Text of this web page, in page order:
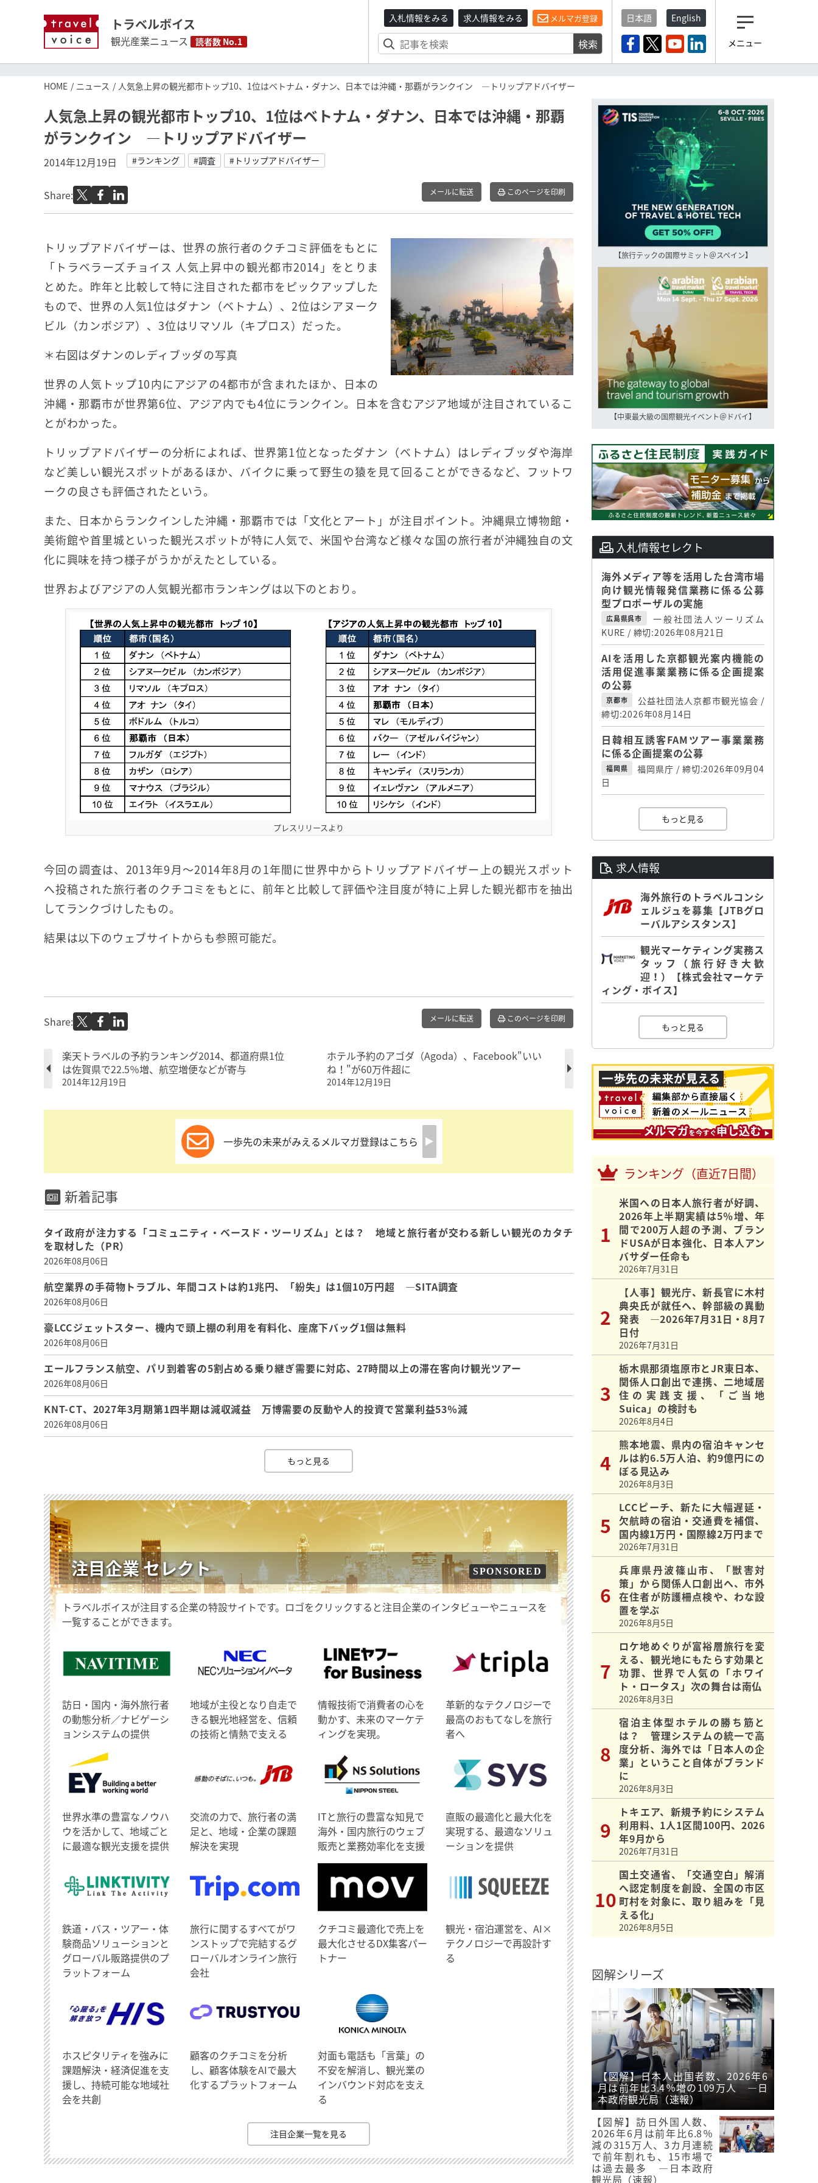
トラベルボイス
観光産業ニュース 読者数 No.1
入札情報をみる 求人情報をみる メルマガ登録
検索
日本語 English
メニュー
HOME ニュース 人気急上昇の観光都市トップ10、1位はベトナム・ダナン、日本では沖縄・那覇がランクイン ―トリップアドバイザー
人気急上昇の観光都市トップ10、1位はベトナム・ダナン、日本では沖縄・那覇
がランクイン ―トリップアドバイザー
2014年12月19日 #ランキング #調査 #トリップアドバイザー
Share: メールに転送 このページを印刷
トリップアドバイザーは、世界の旅行者のクチコミ評価をもとに
「トラベラーズチョイス 人気上昇中の観光都市2014」をとりま
とめた。昨年と比較して特に注目された都市をピックアップした
もので、世界の人気1位はダナン（ベトナム）、2位はシアヌーク
ビル（カンボジア）、3位はリマソル（キプロス）だった。
＊右図はダナンのレディブッダの写真
世界の人気トップ10内にアジアの4都市が含まれたほか、日本の
沖縄・那覇市が世界第6位、アジア内でも4位にランクイン。日本を含むアジア地域が注目されているこ
とがわかった。
トリップアドバイザーの分析によれば、世界第1位となったダナン（ベトナム）はレディブッダや海岸
など美しい観光スポットがあるほか、バイクに乗って野生の猿を見て回ることができるなど、フットワ
ークの良さも評価されたという。
また、日本からランクインした沖縄・那覇市では「文化とアート」が注目ポイント。沖縄県立博物館・
美術館や首里城といった観光スポットが特に人気で、米国や台湾など様々な国の旅行者が沖縄独自の文
化に興味を持つ様子がうかがえたとしている。
世界およびアジアの人気観光都市ランキングは以下のとおり。
プレスリリースより
今回の調査は、2013年9月～2014年8月の1年間に世界中からトリップアドバイザー上の観光スポット
へ投稿された旅行者のクチコミをもとに、前年と比較して評価や注目度が特に上昇した観光都市を抽出
してランクづけしたもの。
結果は以下のウェブサイトからも参照可能だ。
Share: メールに転送 このページを印刷
楽天トラベルの予約ランキング2014、都道府県1位
は佐賀県で22.5％増、航空増便などが寄与
2014年12月19日
ホテル予約のアゴダ（Agoda）、Facebook"いい
ね！"が60万件超に
2014年12月19日
一歩先の未来がみえるメルマガ登録はこちら
新着記事
タイ政府が注力する「コミュニティ・ベースド・ツーリズム」とは？ 地域と旅行者が交わる新しい観光のカタチ
を取材した（PR）
2026年08月06日
航空業界の手荷物トラブル、年間コストは約1兆円、「紛失」は1個10万円超 ―SITA調査
2026年08月06日
豪LCCジェットスター、機内で頭上棚の利用を有料化、座席下バッグ1個は無料
2026年08月06日
エールフランス航空、パリ到着客の5割占める乗り継ぎ需要に対応、27時間以上の滞在客向け観光ツアー
2026年08月06日
KNT-CT、2027年3月期第1四半期は減収減益 万博需要の反動や人的投資で営業利益53％減
2026年08月06日
もっと見る
注目企業 セレクト SPONSORED
トラベルボイスが注目する企業の特設サイトです。ロゴをクリックすると注目企業のインタビューやニュースを
一覧することができます。
訪日・国内・海外旅行者
の動態分析／ナビゲーシ
ョンシステムの提供
地域が主役となり自走で
きる観光地経営を、信頼
の技術と情熱で支える
情報技術で消費者の心を
動かす、未来のマーケテ
ィングを実現。
革新的なテクノロジーで
最高のおもてなしを旅行
者へ
世界水準の豊富なノウハ
ウを活かして、地域ごと
に最適な観光支援を提供
交流の力で、旅行者の満
足と、地域・企業の課題
解決を実現
ITと旅行の豊富な知見で
海外・国内旅行のウェブ
販売と業務効率化を支援
直販の最適化と最大化を
実現する、最適なソリュ
ーションを提供
鉄道・バス・ツアー・体
験商品ソリューションと
グローバル販路提供のプ
ラットフォーム
旅行に関するすべてがワ
ンストップで完結するグ
ローバルオンライン旅行
会社
クチコミ最適化で売上を
最大化させるDX集客パー
トナー
観光・宿泊運営を、AI×
テクノロジーで再設計す
る
ホスピタリティを強みに
課題解決・経済促進を支
援し、持続可能な地域社
会を共創
顧客のクチコミを分析
し、顧客体験をAIで最大
化するプラットフォーム
対面も電話も「言葉」の
不安を解消し、観光業の
インバウンド対応を支え
る
注目企業一覧を見る
【旅行テックの国際サミット＠スペイン】
【中東最大級の国際観光イベント＠ドバイ】
入札情報セレクト
海外メディア等を活用した台湾市場
向け観光情報発信業務に係る公募
型プロポーザルの実施
広島県呉市
一般社団法人ツーリズム
KURE / 締切:2026年08月21日
AIを活用した京都観光案内機能の
活用促進事業業務に係る企画提案
の公募
京都市
公益社団法人京都市観光協会 /
締切:2026年08月14日
日韓相互誘客FAMツアー事業業務
に係る企画提案の公募
福岡県
福岡県庁 / 締切:2026年09月04
日
もっと見る
求人情報
海外旅行のトラベルコンシ
ェルジュを募集【JTBグロ
ーバルアシスタンス】
観光マーケティング実務ス
タッフ（旅行好き大歓
迎！）【株式会社マーケテ
ィング・ボイス】
もっと見る
ランキング（直近7日間）
米国への日本人旅行者が好調、
2026年上半期実績は5％増、年
間で200万人超の予測、ブラン
ドUSAが日本強化、日本人アン
バサダー任命も
2026年7月31日
【人事】観光庁、新長官に木村
典央氏が就任へ、幹部級の異動
発表 ―2026年7月31日・8月7
日付
2026年7月31日
栃木県那須塩原市とJR東日本、
関係人口創出で連携、二地域居
住の実践支援、「ご当地
Suica」の検討も
2026年8月4日
熊本地震、県内の宿泊キャンセ
ルは約6.5万人泊、約9億円にの
ぼる見込み
2026年8月3日
LCCピーチ、新たに大幅遅延・
欠航時の宿泊・交通費を補償、
国内線1万円・国際線2万円まで
2026年7月31日
兵庫県丹波篠山市、「獣害対
策」から関係人口創出へ、市外
在住者が防護柵点検や、わな設
置を学ぶ
2026年8月5日
ロケ地めぐりが富裕層旅行を変
える、観光地にもたらす効果と
功罪、世界で人気の「ホワイ
ト・ロータス」次の舞台は南仏
2026年8月3日
宿泊主体型ホテルの勝ち筋と
は？ 管理システムの統一で高
度分析、海外では「日本人の企
業」ということ自体がブランド
に
2026年8月3日
トキエア、新規予約にシステム
利用料、1人1区間100円、2026
年9月から
2026年7月31日
国土交通省、「交通空白」解消
へ認定制度を創設、全国の市区
町村を対象に、取り組みを「見
える化」
2026年8月5日
図解シリーズ
【図解】日本人出国者数、2026年6
月は前年比3.4％増の109万人 ―日
本政府観光局（速報）
【図解】訪日外国人数、
2026年6月は前年比6.8％
減の315万人、3カ月連続
で前年割れも、15市場で
は過去最多 ―日本政府
観光局（速報）
観光産業ニュース「トラベ
登録済みですよね？
もし未だ登録していないなら…
いますぐ登録する